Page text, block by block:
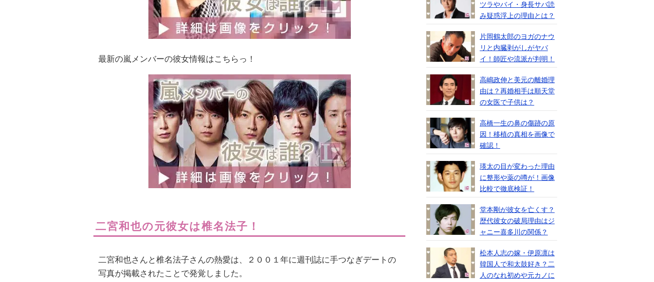
最新の嵐メンバーの彼女情報はこちらっ！
二宮和也の元彼女は椎名法子！
二宮和也さんと椎名法子さんの熱愛は、２００１年に週刊誌に手つなぎデートの
写真が掲載されたことで発覚しました。
ツラやバイ・身長サバ読
み疑惑浮上の理由とは？
片岡鶴太郎のヨガのナウ
リと内臓剥がしがヤバ
イ！師匠や流派が判明！
高嶋政伸と美元の離婚理
由は？再婚相手は順天堂
の女医で子供は？
高橋一生の鼻の傷跡の原
因！移植の真相を画像で
確認！
瑛太の目が変わった理由
に整形や薬の噂が！画像
比較で徹底検証！
堂本剛が彼女を亡くす？
歴代彼女の破局理由はジ
ャニー喜多川の関係？
松本人志の嫁・伊原凛は
韓国人で和太鼓好き？二
人のなれ初めや元カノに